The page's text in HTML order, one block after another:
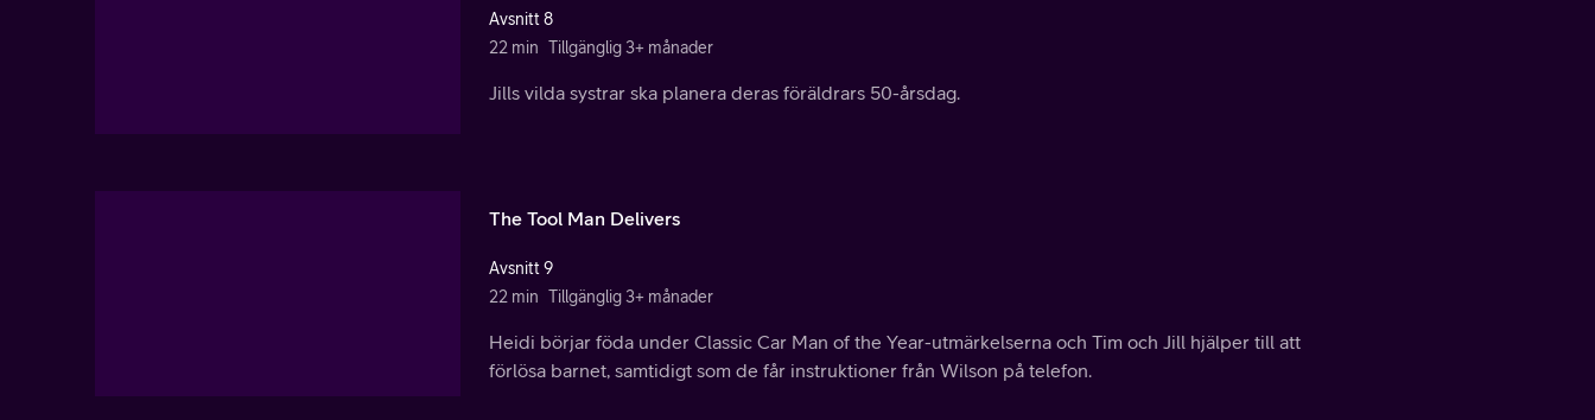
Avsnitt 8
22 min Tillgänglig 3+ månader
Jills vilda systrar ska planera deras föräldrars 50-årsdag.
The Tool Man Delivers
Avsnitt 9
22 min Tillgänglig 3+ månader
Heidi börjar föda under Classic Car Man of the Year-utmärkelserna och Tim och Jill hjälper till att
förlösa barnet, samtidigt som de får instruktioner från Wilson på telefon.